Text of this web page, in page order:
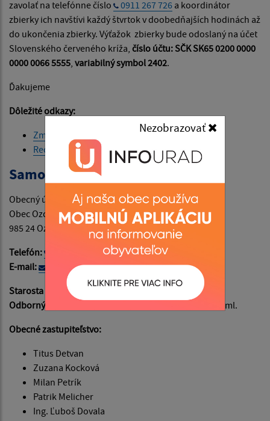
Nezobrazovať
zavolať na telefónne číslo 0911 267 726 a koordinátor
zbierky ich navštívi každý štvrtok v doobedňajších hodinách až
do ukončenia zbierky. Výťažok zbierky bude odoslaný na účet
Slovenského červeného kríža, číslo účtu: SČK SK65 0200 0000
0000 0066 5555 variabilný symbol2402.
Ďakujeme
Dôležité odkazy:
Zmos
Redcross
Samospráva
Obecný úrad
Obec Ozdín č. 52
985 24 Ozdín
Telefón:
+421 47 429 13 01, +421 911 875 697
E-mail:
amobec.ozdin@gmail.com
Starosta obce:Ing. Pavel Salva
Odborný administratívny pracovník:
Zuzana Kocková ml.
Obecné zastupiteľstvo:
Titus Detvan
Zuzana Kocková
Milan Petrík
Patrik Melicher
Ing. Ľuboš Dovala